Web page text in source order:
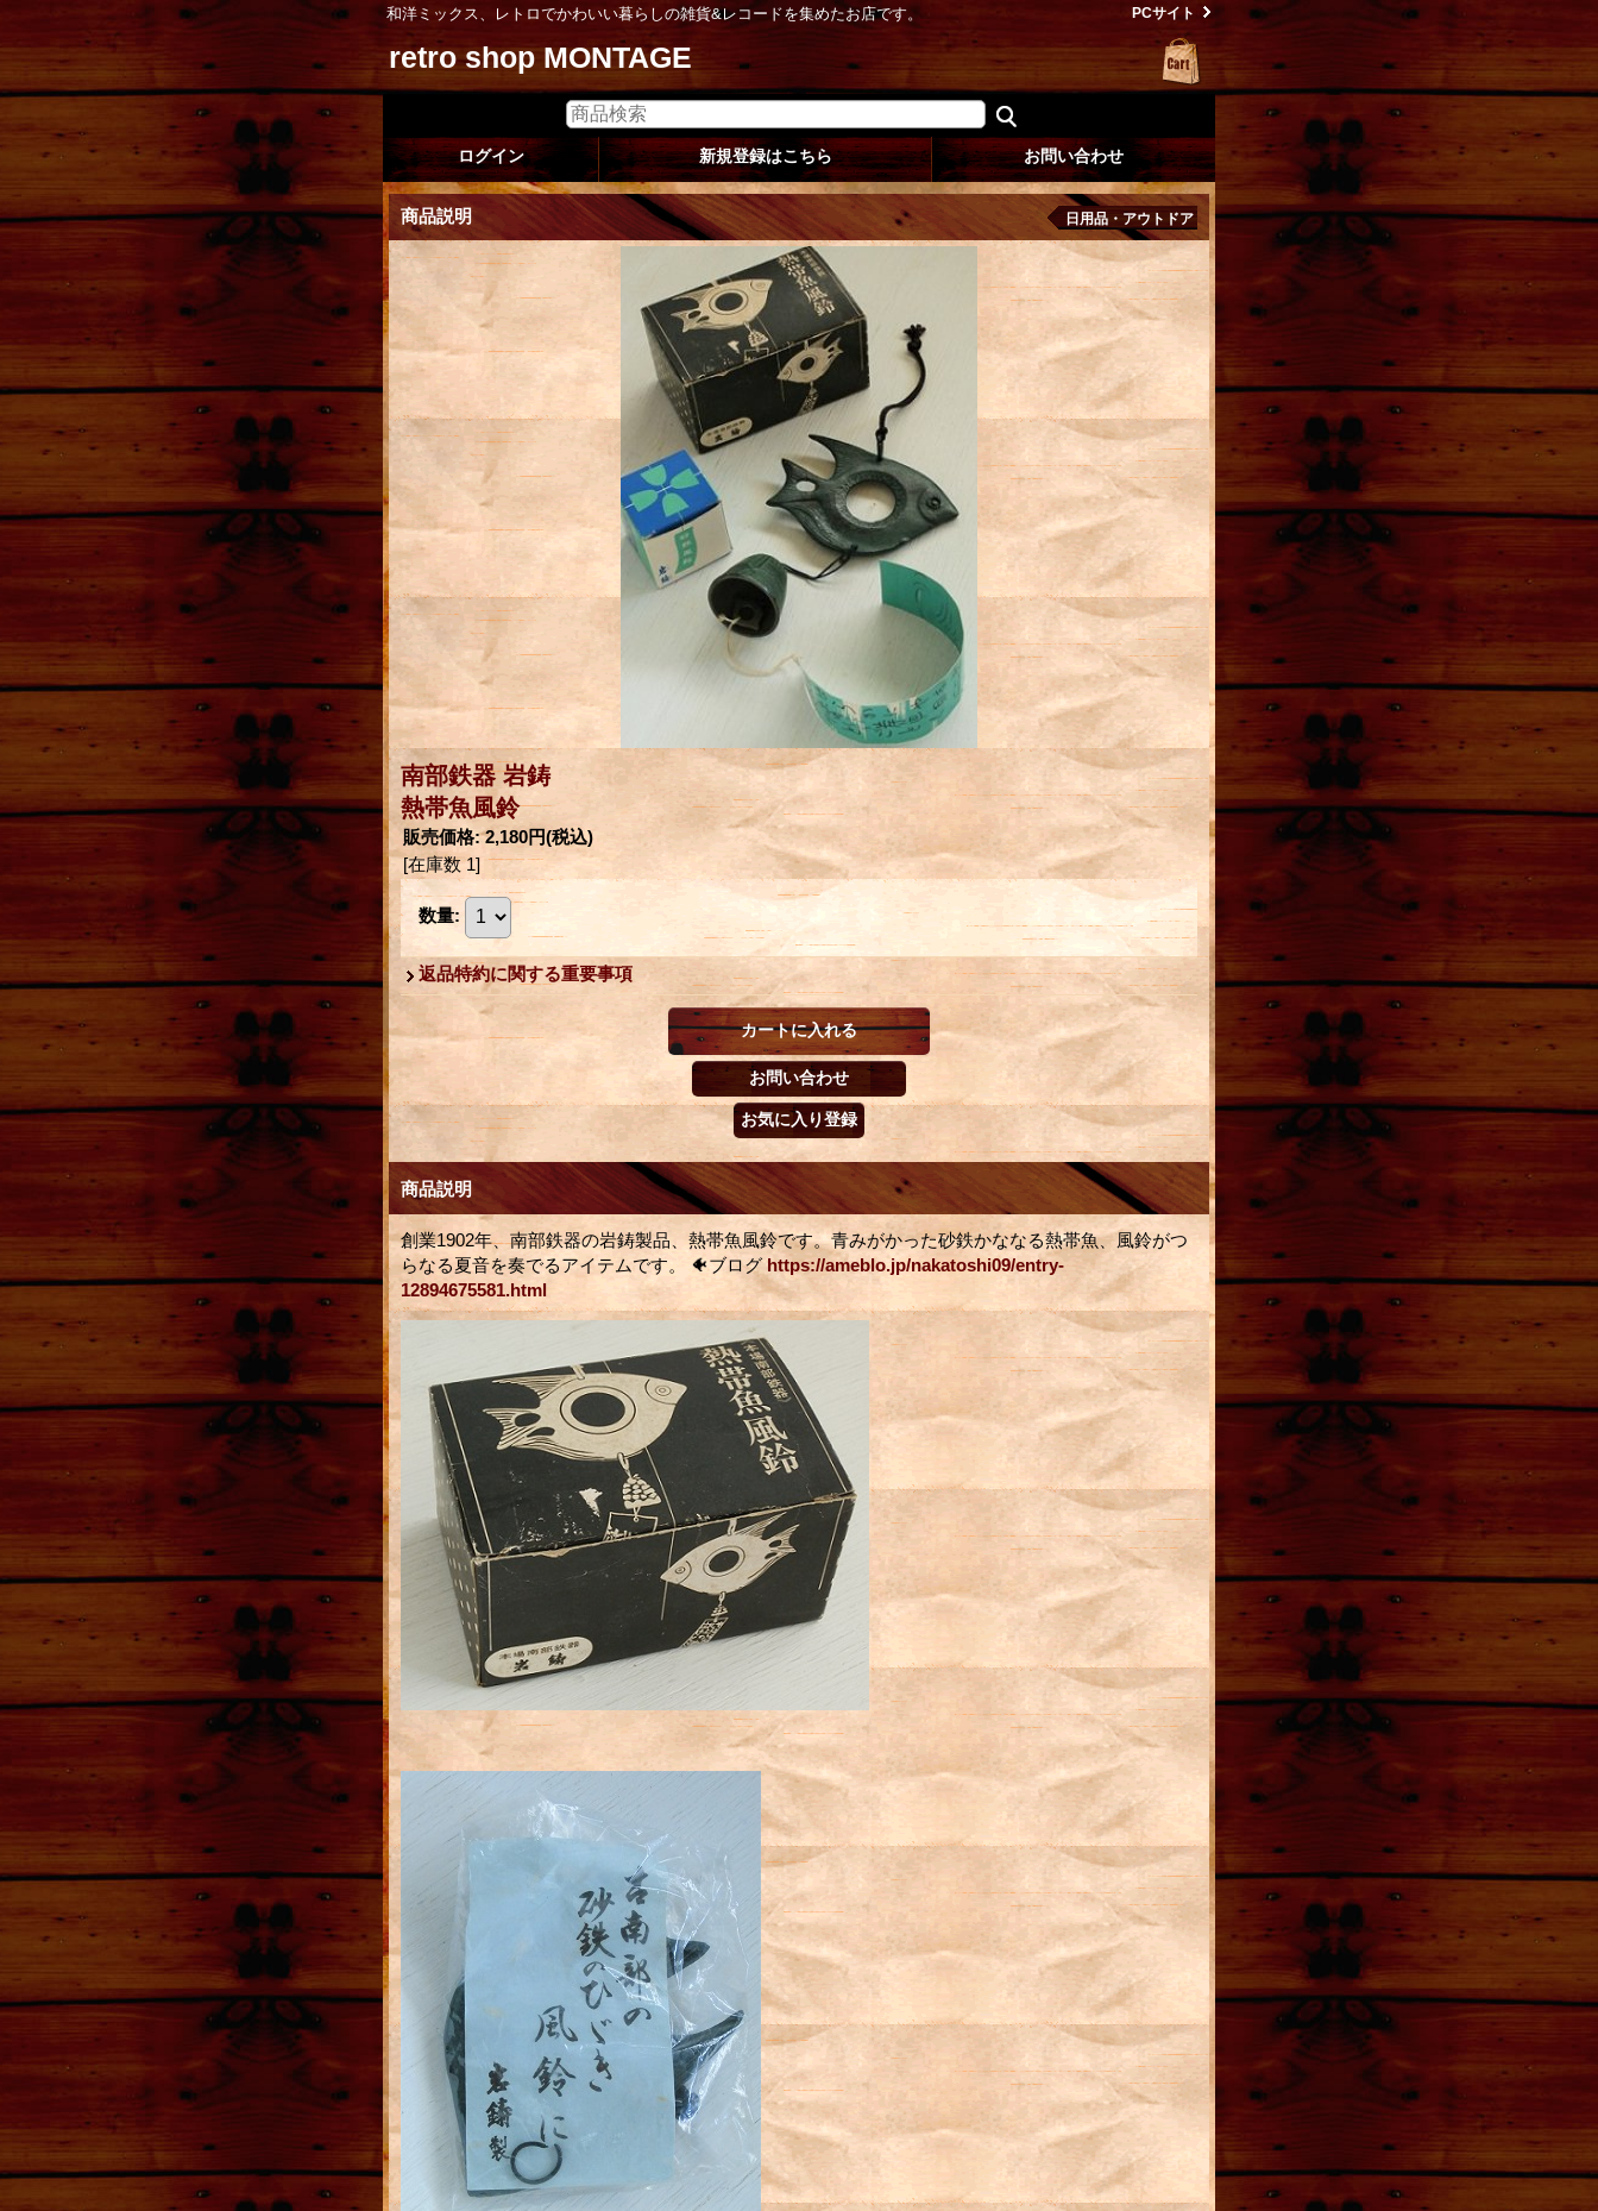
和洋ミックス、レトロでかわいい暮らしの雑貨&レコードを集めたお店です。 PCサイト
retro shop MONTAGE
ログイン 新規登録はこちら お問い合わせ
商品説明 日用品・アウトドア
南部鉄器 岩鋳
熱帯魚風鈴
販売価格: 2,180円(税込)
[在庫数 1]
数量:
返品特約に関する重要事項
商品説明
創業1902年、南部鉄器の岩鋳製品、熱帯魚風鈴です。青みがかった砂鉄かななる熱帯魚、風鈴がつ
らなる夏音を奏でるアイテムです。 🐠ブログhttps://ameblo.jp/nakatoshi09/entry-
12894675581.html